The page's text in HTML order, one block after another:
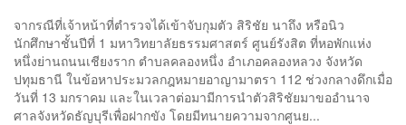
จากรณีที่เจ้าหน้าที่ตำรวจได้เข้าจับกุมตัว สิริชัย นาถึง หรือนิว
นักศึกษาชั้นปีที่ 1 มหาวิทยาลัยธรรมศาสตร์ ศูนย์รังสิต ที่หอพักแห่ง
หนึ่งย่านถนนเชียงราก ตำบลคลองหนึ่ง อำเภอคลองหลวง จังหวัด
ปทุมธานี ในข้อหาประมวลกฎหมายอาญามาตรา 112 ช่วงกลางดึกเมื่อ
วันที่ 13 มกราคม และในเวลาต่อมามีการนำตัวสิริชัยมาขออำนาจ
ศาลจังหวัดธัญบุรีเพื่อฝากขัง โดยมีทนายความจากศูนย...